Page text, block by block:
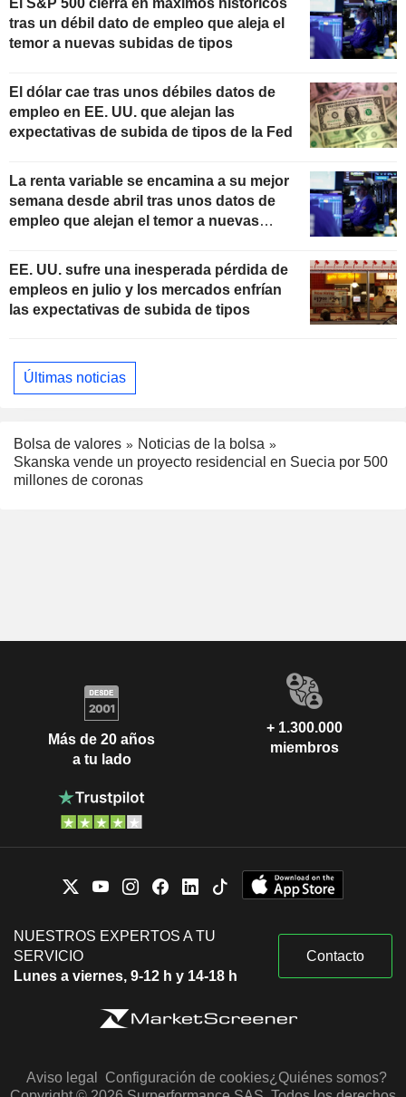
El S&P 500 cierra en máximos históricos
tras un débil dato de empleo que aleja el
temor a nuevas subidas de tipos
El dólar cae tras unos débiles datos de
empleo en EE. UU. que alejan las
expectativas de subida de tipos de la Fed
La renta variable se encamina a su mejor
semana desde abril tras unos datos de
empleo que alejan el temor a nuevas
EE. UU. sufre una inesperada pérdida de
empleos en julio y los mercados enfrían
las expectativas de subida de tipos
Últimas noticias
Bolsa de valores
Noticias de la bolsa
Skanska vende un proyecto residencial en Suecia por 500
millones de coronas
Más de 20 años
a tu lado
+ 1.300.000
miembros
NUESTROS EXPERTOS A TU
SERVICIO
Lunes a viernes, 9-12 h y 14-18 h
Contacto
Aviso legal Configuración de cookies¿Quiénes somos?